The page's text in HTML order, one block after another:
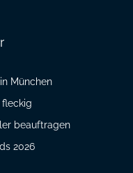
München
beauftragen
2026